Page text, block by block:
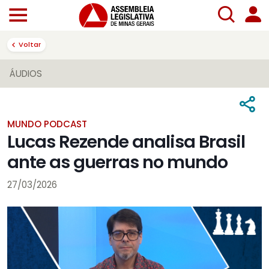
Voltar
ÁUDIOS
MUNDO PODCAST
Lucas Rezende analisa Brasil
ante as guerras no mundo
27/03/2026